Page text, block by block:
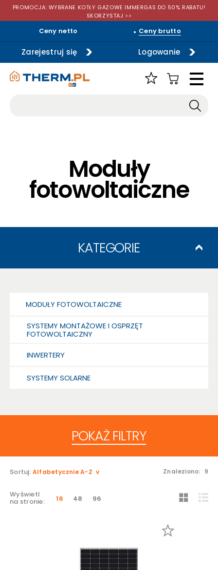
PROMOCJA: WYBRANE KOTŁY GAZOWE IMMERGAS DO 50% RABATU!
SKORZYSTAJ >>
Ceny netto Ceny brutto
Zarejestruj się Logowanie
KATEGORIE
MODUŁY FOTOWOLTAICZNE
SYSTEMY MONTAŻOWE I OSPRZĘT
FOTOWOLTAICZNY
INWERTERY
SYSTEMY SOLARNE
POKAŻ FILTRY
Moduły
fotowoltaiczne
Sortuj:Alfabetycznie A-Z Znaleziono: 9
Wyświetl
na stronie: 16 48 96